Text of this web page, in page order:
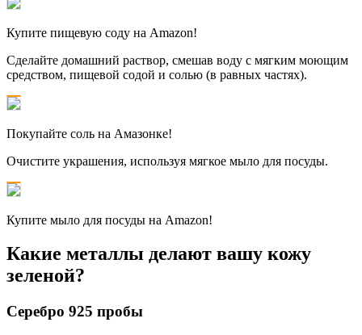
Купите пищевую соду на Amazon!
Сделайте домашний раствор, смешав воду с мягким моющим
средством, пищевой содой и солью (в равных частях).
Покупайте соль на Амазонке!
Очистите украшения, используя мягкое мыло для посуды.
Купите мыло для посуды на Amazon!
Какие металлы делают вашу кожу
зеленой?
Серебро 925 пробы